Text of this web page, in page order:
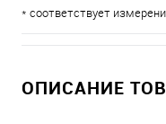
* соответствует
ОПИСАНИЕ